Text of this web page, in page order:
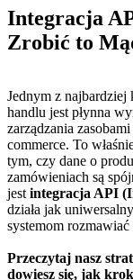
Integracja
Zrobić to
Jednym z
handlu jest płynna
zarządzania
commerce. To
tym, czy dane o
zamówieniach są
jestintegracja API
działa jak
systemom rozmawiać
Przeczytaj nasz
dowiesz się, jak